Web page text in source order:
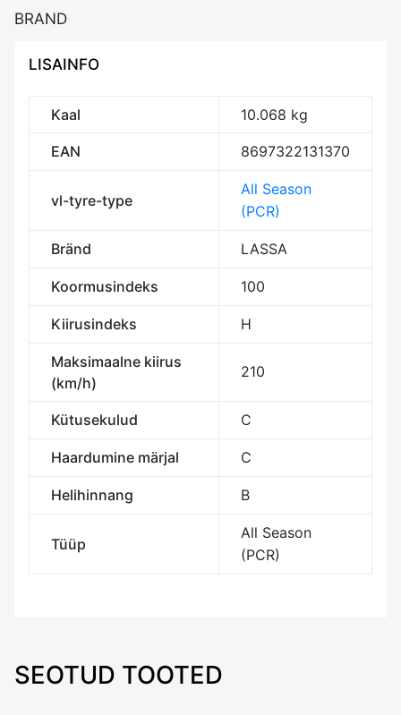
BRAND
LISAINFO
Kaal 10.068 kg
EAN 8697322131370
vl-tyre-type
All Season
(PCR)
Bränd LASSA
Koormusindeks 100
Kiirusindeks H
Maksimaalne kiirus
(km/h)
210
Kütusekulud C
Haardumine märjal C
Helihinnang B
Tüüp
All Season
(PCR)
SEOTUD TOOTED